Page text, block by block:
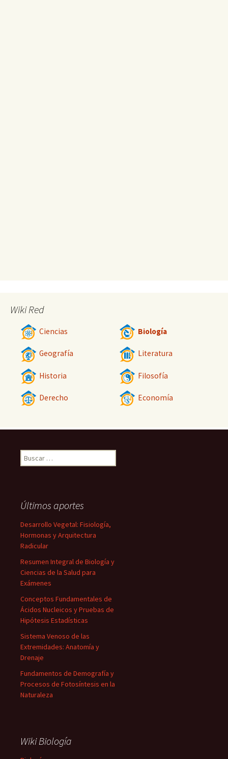
Wiki Red
Ciencias Biología
Geografía Literatura
Historia Filosofía
Derecho Economía
Buscar:
Últimos aportes
Desarrollo Vegetal: Fisiología,
Hormonas y Arquitectura
Radicular
Resumen Integral de Biología y
Ciencias de la Salud para
Exámenes
Conceptos Fundamentales de
Ácidos Nucleicos y Pruebas de
Hipótesis Estadísticas
Sistema Venoso de las
Extremidades: Anatomía y
Drenaje
Fundamentos de Demografía y
Procesos de Fotosíntesis en la
Naturaleza
Wiki Biología